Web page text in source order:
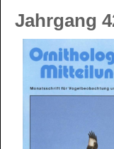
Jahrgang